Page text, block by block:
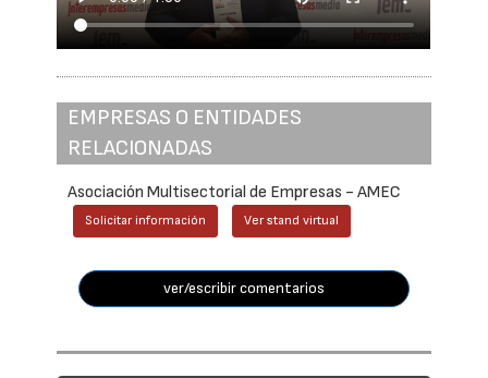
EMPRESAS O ENTIDADES
RELACIONADAS
Asociación Multisectorial de Empresas - AMEC
Solicitar información Ver stand virtual
ver/escribir comentarios